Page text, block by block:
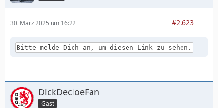
30. März 2025 um 16:22 #2.623
Bitte melde Dich an, um diesen Link zu sehen.
DickDecloeFan
Gast